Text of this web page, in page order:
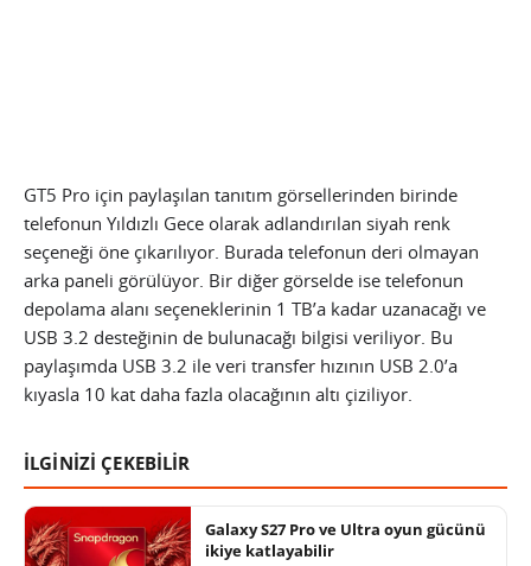
GT5 Pro için paylaşılan tanıtım görsellerinden birinde
telefonun Yıldızlı Gece olarak adlandırılan siyah renk
seçeneği öne çıkarılıyor. Burada telefonun deri olmayan
arka paneli görülüyor. Bir diğer görselde ise telefonun
depolama alanı seçeneklerinin 1 TB’a kadar uzanacağı ve
USB 3.2 desteğinin de bulunacağı bilgisi veriliyor. Bu
paylaşımda USB 3.2 ile veri transfer hızının USB 2.0’a
kıyasla 10 kat daha fazla olacağının altı çiziliyor.
İLGİNİZİ ÇEKEBİLİR
Galaxy S27 Pro ve Ultra oyun gücünü
ikiye katlayabilir